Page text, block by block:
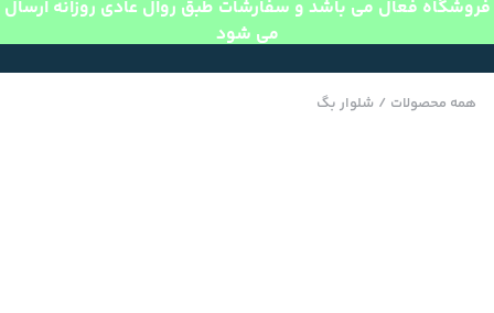
فروشگاه فعال می باشد و سفارشات طبق روال عادی روزانه ارسال
می شود
همه محصولات / شلوار بگ